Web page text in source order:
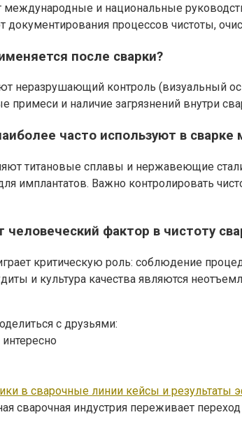
и национальные
документирования процессов чистоты,
после сварки?
неразрушающий контроль (визуальный
примеси и наличие загрязнений внутри
часто используют в сварке
титановые сплавы и нержавеющие
имплантатов. Важно контролировать
человеческий фактор в чистоту
критическую роль: соблюдение
и культура качества являются
с друзьями:
в сварочные линии кейсы и результаты
сварочная индустрия переживает